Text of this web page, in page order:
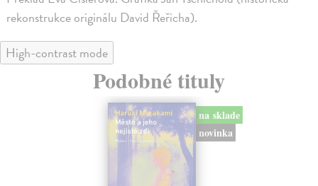
rekonstrukce originálu David Řeřicha).
High-contrast mode
Podobné tituly
na sklade
novinka